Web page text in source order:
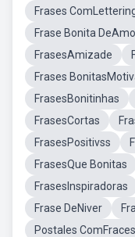
Frases
Frase Bonita
FrasesAmizade
Frases
FrasesBonitinhas
FrasesCortas
FrasesPositivss
FrasesQue Bonitas
FrasesInspiradoras
Frase DeNiver
Postales ComFraces